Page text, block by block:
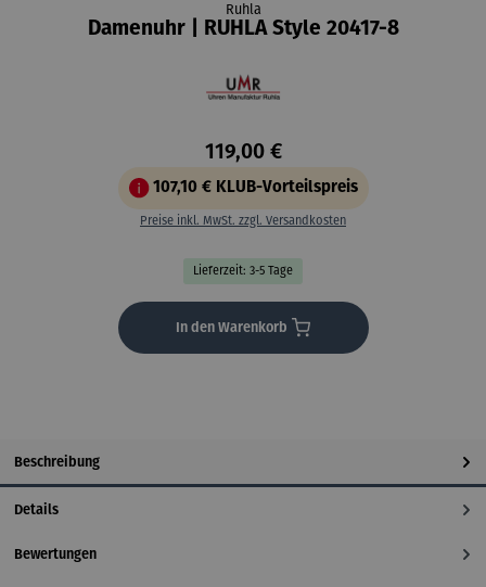
Ruhla
Damenuhr | RUHLA Style 20417-8
119,00 €
107,10 € KLUB-Vorteilspreis
Preise inkl. MwSt. zzgl. Versandkosten
Lieferzeit: 3-5 Tage
In den Warenkorb
Beschreibung
Details
Bewertungen